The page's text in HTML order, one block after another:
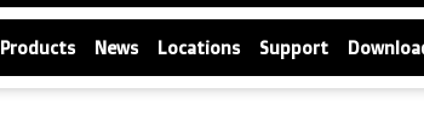
Products News Locations Support